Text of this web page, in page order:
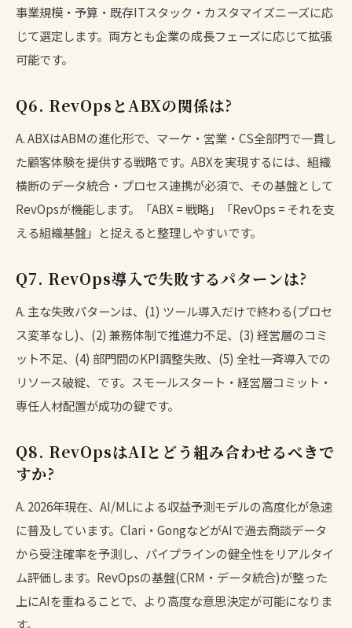
事業規模・予算・既存ITスタック・カスタマイズニーズに応
じて選定します。両方とも企業の成長フェーズに応じて拡張
可能です。
Q6. RevOpsとABXの関係は?
A. ABXはABMの進化形で、マーケ・営業・CS全部門で一貫し
た顧客体験を提供する戦略です。ABXを実現するには、組織
横断のデータ統合・プロセス連携が必須で、その基盤として
RevOpsが機能します。「ABX = 戦略」「RevOps = それを支
える組織基盤」と捉えると整理しやすいです。
Q7. RevOps導入で失敗するパターンは?
A. 主な失敗パターンは、(1) ツール導入だけで終わる(プロセ
ス変革なし)、(2) 兼務体制で推進力不足、(3) 経営層のコミ
ット不足、(4) 部門間のKPI調整失敗、(5) 全社一斉導入での
リソース破綻、です。スモールスタート・経営層コミット・
専任人材配置が成功の鍵です。
Q8. RevOpsはAIとどう組み合わせるべきで
すか?
A. 2026年現在、AI/MLによる収益予測モデルの高度化が急速
に普及しています。Clari・GongなどがAIで過去商談データ
から受注確率を予測し、パイプラインの健全性をリアルタイ
ム評価します。RevOpsの基盤(CRM・データ統合)が整った
上にAIを重ねることで、より高度な意思決定が可能になりま
す。